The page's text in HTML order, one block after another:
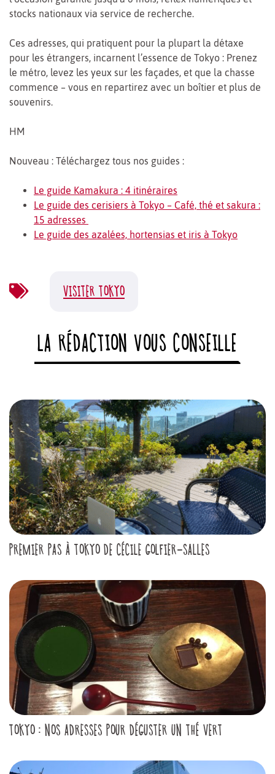
stocks nationaux via service de recherche.
Ces adresses, qui pratiquent pour la plupart la détaxe
pour les étrangers, incarnent l’essence de Tokyo : Prenez
le métro, levez les yeux sur les façades, et que la chasse
commence – vous en repartirez avec un boîtier et plus de
souvenirs.
HM
Nouveau : Téléchargez tous nos guides :
Le guide Kamakura : 4 itinéraires
Le guide des cerisiers à Tokyo – Café, thé et sakura :
15 adresses
Le guide des azalées, hortensias et iris à Tokyo
VISITER TOKYO
LA RÉDACTION VOUS CONSEILLE
PREMIER PAS À TOKYO DE CÉCILE GOLFIER-SALLES
TOKYO : NOS ADRESSES POUR DÉGUSTER UN THÉ VERT